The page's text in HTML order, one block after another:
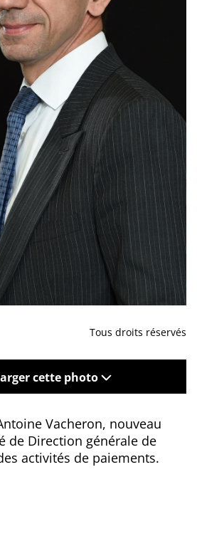
Tous droits réservés
cette photo
Vacheron, nouveau
de Direction générale de
activités de paiements.